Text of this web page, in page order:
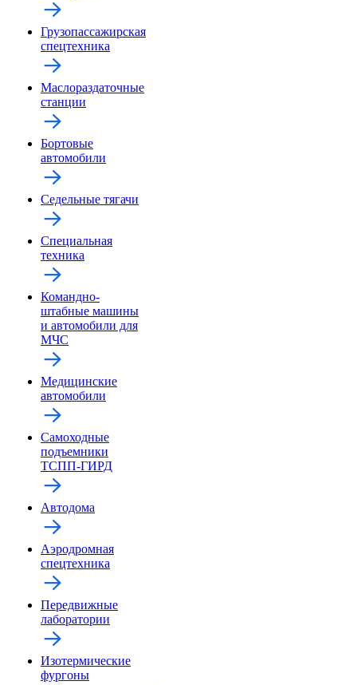
Грузопассажирская
спецтехника
Маслораздаточные
станции
Бортовые
автомобили
Седельные тягачи
Специальная
техника
Командно-
штабные машины
и автомобили для
МЧС
Медицинские
автомобили
Самоходные
подъемники
ТСПП-ГИРД
Автодома
Аэродромная
спецтехника
Передвижные
лаборатории
Изотермические
фургоны